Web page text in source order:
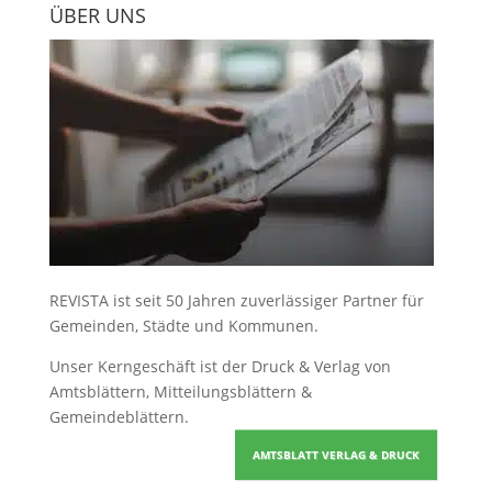
ÜBER UNS
REVISTA ist seit 50 Jahren zuverlässiger Partner für
Gemeinden, Städte und Kommunen.
Unser Kerngeschäft ist der Druck & Verlag von
Amtsblättern, Mitteilungsblättern &
Gemeindeblättern.
AMTSBLATT VERLAG & DRUCK